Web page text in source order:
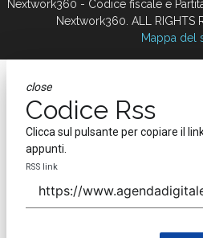
Nextwork360 - Codice fiscale e
Nextwork360. ALL RIGHTS
Mappa del
close
Codice Rss
Clicca sul pulsante per copiare il
appunti.
RSS link